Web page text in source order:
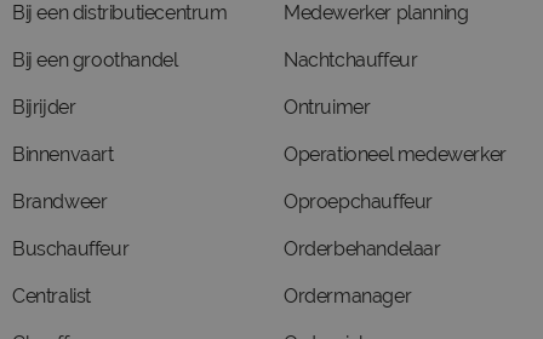
Bij een distributiecentrum
Bij een groothandel
Bijrijder
Binnenvaart
Brandweer
Buschauffeur
Centralist
Medewerker planning
Nachtchauffeur
Ontruimer
Operationeel medewerker
Oproepchauffeur
Orderbehandelaar
Ordermanager